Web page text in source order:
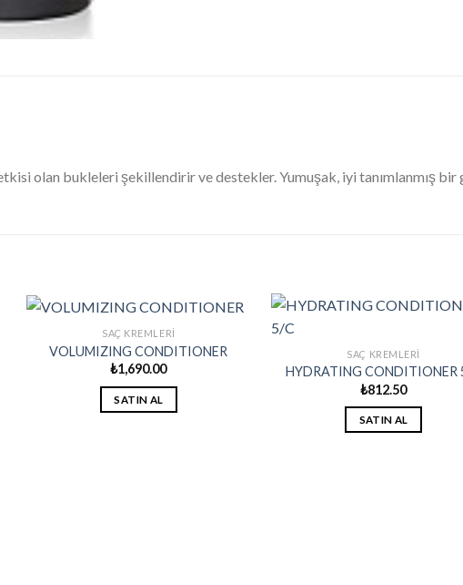
olan bukleleri şekillendirir ve destekler. Yumuşak, iyi tanımlanmış bir
SAÇ KREMLERI
VOLUMIZING CONDITIONER
₺1,690.00
SATIN AL
SAÇ KREMLERI
HYDRATING CONDITIONER
₺812.50
SATIN AL